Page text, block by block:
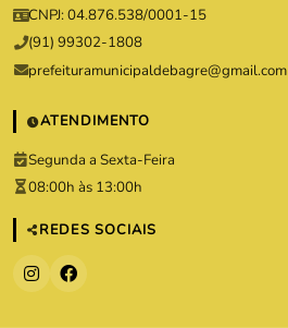
CNPJ: 04.876.538/0001-15
(91) 99302-1808
prefeituramunicipaldebagre@gmail.com
ATENDIMENTO
Segunda a Sexta-Feira
08:00h às 13:00h
REDES SOCIAIS